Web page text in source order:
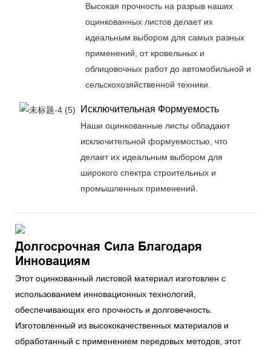
Высокая прочность на разрыв наших
оцинкованных листов делает их
идеальным выбором для самых разных
применений, от кровельных и
облицовочных работ до автомобильной и
сельскохозяйственной техники.
Исключительная Формуемость
Наши оцинкованные листы обладают
исключительной формуемостью, что
делает их идеальным выбором для
широкого спектра строительных и
промышленных применений.
Долгосрочная Сила Благодаря
Инновациям
Этот оцинкованный листовой материал изготовлен с
использованием инновационных технологий,
обеспечивающих его прочность и долговечность.
Изготовленный из высококачественных материалов и
обработанный с применением передовых методов, этот